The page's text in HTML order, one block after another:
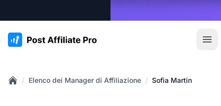
:site.title
/ Elenco dei Manager di Affiliazione / Sofia Martin